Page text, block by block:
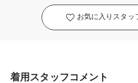
お気に入りスタッ
着用スタッフコメント